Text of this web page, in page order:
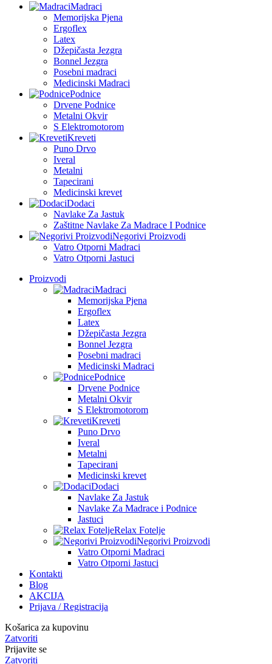
Madraci
Memorijska Pjena
Ergoflex
Latex
Džepičasta Jezgra
Bonnel Jezgra
Posebni madraci
Medicinski Madraci
Podnice
Drvene Podnice
Metalni Okvir
S Elektromotorom
Kreveti
Puno Drvo
Iveral
Metalni
Tapecirani
Medicinski krevet
Dodaci
Navlake Za Jastuk
Zaštitne Navlake Za Madrace I Podnice
Negorivi Proizvodi
Vatro Otporni Madraci
Vatro Otporni Jastuci
Proizvodi
Madraci
Memorijska Pjena
Ergoflex
Latex
Džepičasta Jezgra
Bonnel Jezgra
Posebni madraci
Medicinski Madraci
Podnice
Drvene Podnice
Metalni Okvir
S Elektromotorom
Kreveti
Puno Drvo
Iveral
Metalni
Tapecirani
Medicinski krevet
Dodaci
Navlake Za Jastuk
Navlake Za Madrace i Podnice
Jastuci
Relax Fotelje
Negorivi Proizvodi
Vatro Otporni Madraci
Vatro Otporni Jastuci
Kontakti
Blog
AKCIJA
Prijava / Registracija
Košarica za kupovinu
Zatvoriti
Prijavite se
Zatvoriti